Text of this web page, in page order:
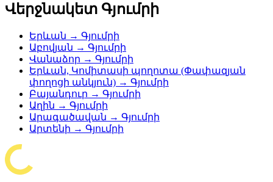
Վերջնակետ Գյումրի
Երևան → Գյումրի
Աբովյան → Գյումրի
Վանաձոր → Գյումրի
Երևան, Կոմիտասի պողոտա (Փափազյան
փողոցի անկյուն) → Գյումրի
Բայանդուր → Գյումրի
Աղին → Գյումրի
Արագածավան → Գյումրի
Արտենի → Գյումրի